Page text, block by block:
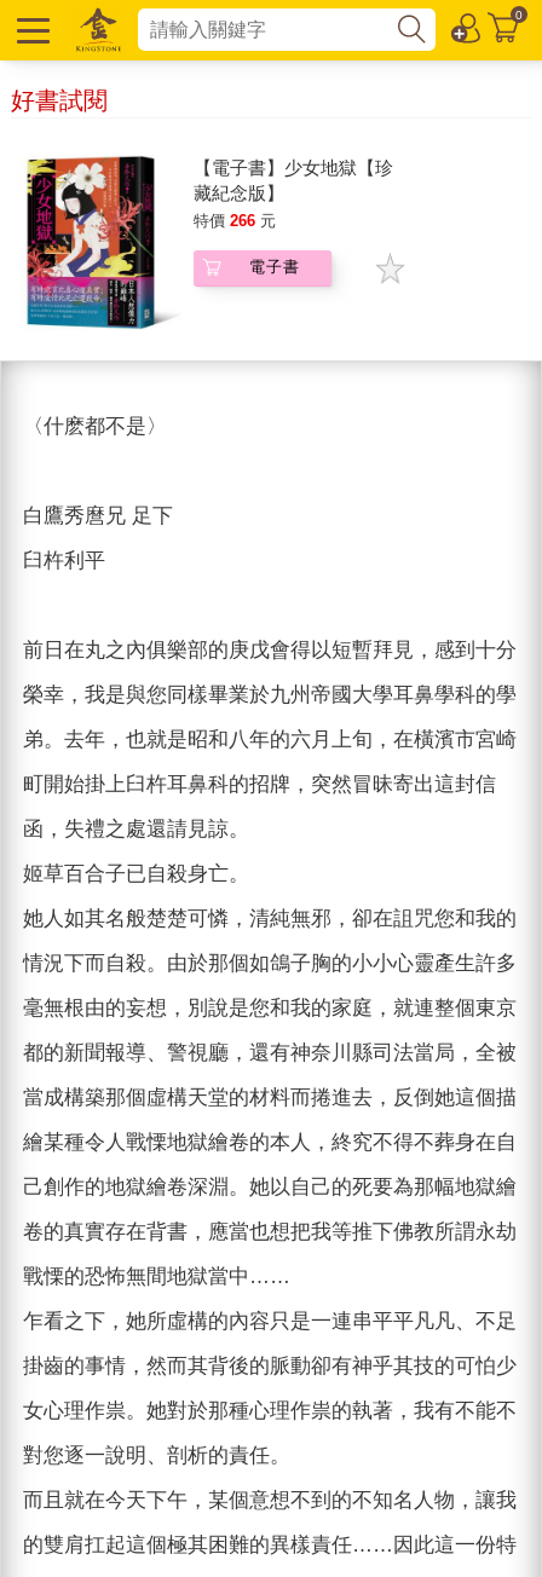
0
好書試閱
【電子書】少女地獄【珍
藏紀念版】
特價 266 元
電子書
〈什麽都不是〉
白鷹秀麿兄 足下
臼杵利平
前日在丸之內俱樂部的庚戊會得以短暫拜見，感到十分
榮幸，我是與您同樣畢業於九州帝國大學耳鼻學科的學
弟。去年，也就是昭和八年的六月上旬，在橫濱市宮崎
町開始掛上臼杵耳鼻科的招牌，突然冒昧寄出這封信
函，失禮之處還請見諒。
姬草百合子已自殺身亡。
她人如其名般楚楚可憐，清純無邪，卻在詛咒您和我的
情況下而自殺。由於那個如鴿子胸的小小心靈產生許多
毫無根由的妄想，別說是您和我的家庭，就連整個東京
都的新聞報導、警視廳，還有神奈川縣司法當局，全被
當成構築那個虛構天堂的材料而捲進去，反倒她這個描
繪某種令人戰慄地獄繪卷的本人，終究不得不葬身在自
己創作的地獄繪卷深淵。她以自己的死要為那幅地獄繪
卷的真實存在背書，應當也想把我等推下佛教所謂永劫
戰慄的恐怖無間地獄當中……
乍看之下，她所虛構的內容只是一連串平平凡凡、不足
掛齒的事情，然而其背後的脈動卻有神乎其技的可怕少
女心理作祟。她對於那種心理作祟的執著，我有不能不
對您逐一說明、剖析的責任。
而且就在今天下午，某個意想不到的不知名人物，讓我
的雙肩扛起這個極其困難的異樣責任……因此這一份特